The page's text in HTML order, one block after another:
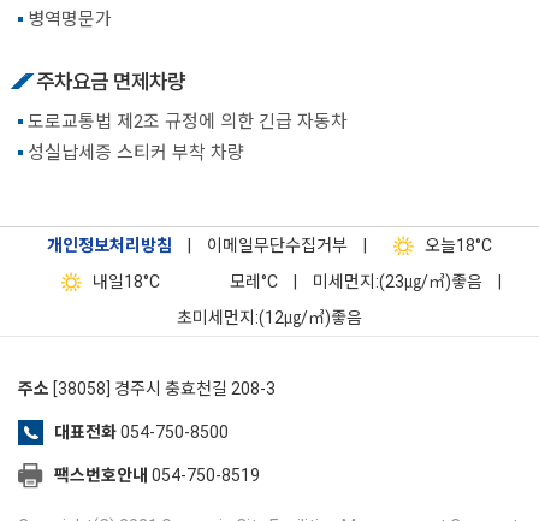
병역명문가
주차요금 면제차량
도로교통법 제2조 규정에 의한 긴급 자동차
성실납세증 스티커 부착 차량
개인정보처리방침 이메일무단수집거부 오늘18°C
내일18°C 모레 °C 미세먼지:(23㎍/㎥)좋음
초미세먼지:(12㎍/㎥)좋음
주소 [38058] 경주시 충효천길 208-3
대표전화054-750-8500
팩스번호안내 054-750-8519